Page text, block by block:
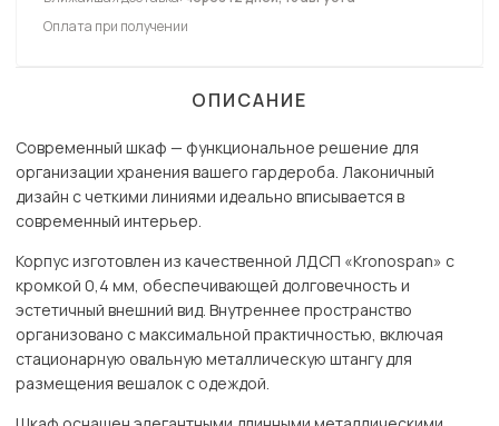
Оплата при получении
ОПИСАНИЕ
Современный шкаф — функциональное решение для
организации хранения вашего гардероба. Лаконичный
дизайн с четкими линиями идеально вписывается в
современный интерьер.
Корпус изготовлен из качественной ЛДСП «Kronospan» с
кромкой 0,4 мм, обеспечивающей долговечность и
эстетичный внешний вид. Внутреннее пространство
организовано с максимальной практичностью, включая
стационарную овальную металлическую штангу для
размещения вешалок с одеждой.